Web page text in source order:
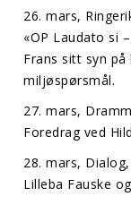
26. mars,
«OP Laudato si
Frans sitt syn
miljøspørsmål.
27. mars,
Foredrag ved
28. mars,
Lilleba Fauske